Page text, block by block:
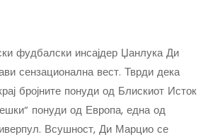
фудбалски инсајдер Џанлука Ди
сензационална вест. Тврди дека
бројните понуди од Блискиот Исток
понуди од Европа, една од
Всушност, Ди Марцио се